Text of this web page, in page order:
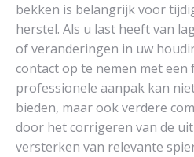
bekken is belangrijk voor
herstel. Als u last heeft van
of veranderingen in uw
contact op te nemen met een
professionele aanpak kan
bieden, maar ook verdere
door het corrigeren van de
versterken van relevante